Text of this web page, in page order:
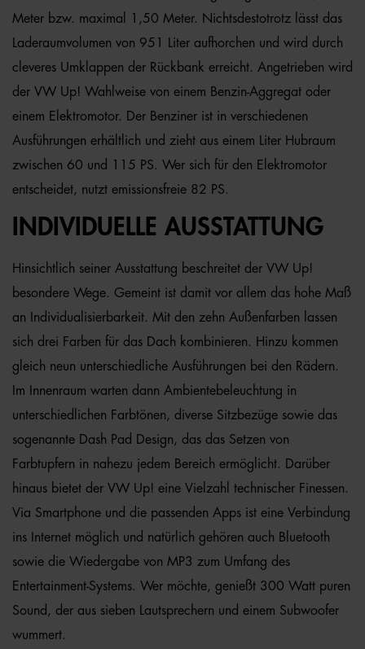
Meter bzw. maximal 1,50 Meter. Nichtsdestotrotz lässt das
Laderaumvolumen von 951 Liter aufhorchen und wird durch
cleveres Umklappen der Rückbank erreicht. Angetrieben wird
der VW Up! Wahlweise von einem Benzin-Aggregat oder
einem Elektromotor. Der Benziner ist in verschiedenen
Ausführungen erhältlich und zieht aus einem Liter Hubraum
zwischen 60 und 115 PS. Wer sich für den Elektromotor
entscheidet, nutzt emissionsfreie 82 PS.
INDIVIDUELLE AUSSTATTUNG
Hinsichtlich seiner Ausstattung beschreitet der VW Up!
besondere Wege. Gemeint ist damit vor allem das hohe Maß
an Individualisierbarkeit. Mit den zehn Außenfarben lassen
sich drei Farben für das Dach kombinieren. Hinzu kommen
gleich neun unterschiedliche Ausführungen bei den Rädern.
Im Innenraum warten dann Ambientebeleuchtung in
unterschiedlichen Farbtönen, diverse Sitzbezüge sowie das
sogenannte Dash Pad Design, das das Setzen von
Farbtupfern in nahezu jedem Bereich ermöglicht. Darüber
hinaus bietet der VW Up! eine Vielzahl technischer Finessen.
Via Smartphone und die passenden Apps ist eine Verbindung
ins Internet möglich und natürlich gehören auch Bluetooth
sowie die Wiedergabe von MP3 zum Umfang des
Entertainment-Systems. Wer möchte, genießt 300 Watt puren
Sound, der aus sieben Lautsprechern und einem Subwoofer
wummert.